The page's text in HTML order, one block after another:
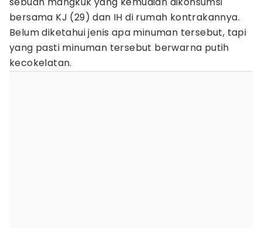
bersama KJ (29) dan IH di rumah kontrakannya.
Belum diketahui jenis apa minuman tersebut, tapi
yang pasti minuman tersebut berwarna putih
kecokelatan.